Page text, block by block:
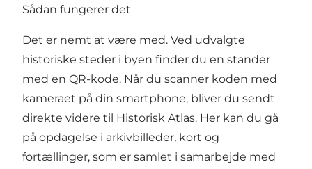
Sådan fungerer det
Det er nemt at være med. Ved udvalgte
historiske steder i byen finder du en stander
med en QR-kode. Når du scanner koden med
kameraet på din smartphone, bliver du sendt
direkte videre til Historisk Atlas. Her kan du gå
på opdagelse i arkivbilleder, kort og
fortællinger, som er samlet i samarbejde med